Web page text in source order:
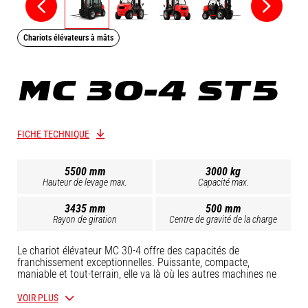
Chariots élévateurs à mâts
MC 30-4 ST5
FICHE TECHNIQUE
5500 mm
Hauteur de levage max.
3000 kg
Capacité max.
3435 mm
Rayon de giration
500 mm
Centre de gravité de la charge
Le chariot élévateur MC 30-4 offre des capacités de
franchissement exceptionnelles. Puissante, compacte,
maniable et tout-terrain, elle va là où les autres machines ne
charges avec aisance quelles que soient les conditions de
VOIR PLUS